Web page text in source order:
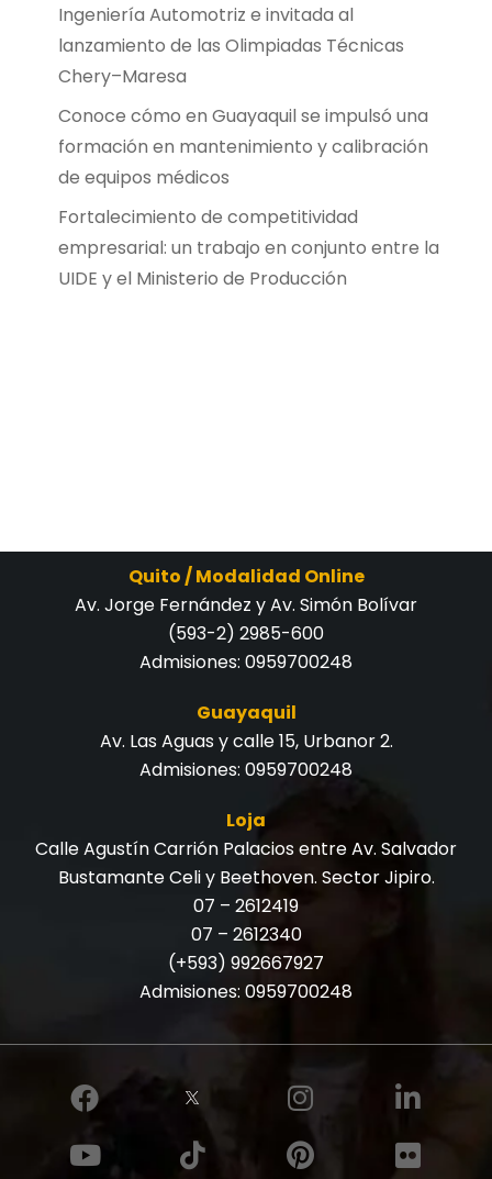
Ingeniería Automotriz e invitada al
lanzamiento de las Olimpiadas Técnicas
Chery–Maresa
Conoce cómo en Guayaquil se impulsó una
formación en mantenimiento y calibración
de equipos médicos
Fortalecimiento de competitividad
empresarial: un trabajo en conjunto entre la
UIDE y el Ministerio de Producción
Quito / Modalidad Online
Av. Jorge Fernández y Av. Simón Bolívar
(593-2) 2985-600
Admisiones: 0959700248
Guayaquil
Av. Las Aguas y calle 15, Urbanor 2.
Admisiones: 0959700248
Loja
Calle Agustín Carrión Palacios entre Av. Salvador
Bustamante Celi y Beethoven. Sector Jipiro.
07 – 2612419
07 – 2612340
(+593) 992667927
Admisiones: 0959700248